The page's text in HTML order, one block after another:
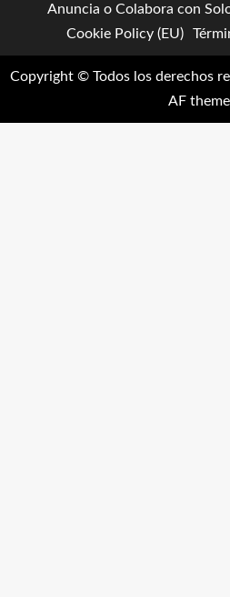
Anuncia o Colabora con
Cookie Policy (EU)
Copyright © Todos los derechos
AF